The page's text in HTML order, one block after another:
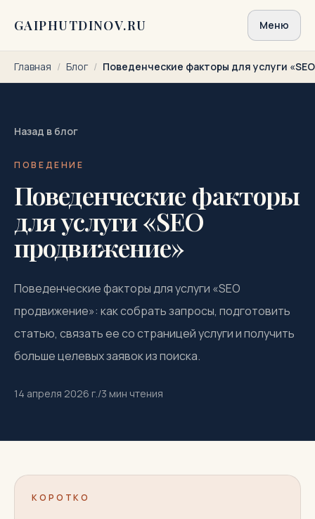
GAIPHUTDINOV.RU Меню
Главная / Блог / Поведенческие факторы для услуги
Назад в блог
ПОВЕДЕНИЕ
Поведенческие факторы
для услуги «SEO
продвижение»
Поведенческие факторы для услуги «SEO
продвижение»: как собрать запросы, подготовить
статью, связать ее со страницей услуги и получить
больше целевых заявок из поиска.
14 апреля 2026 г./3 мин чтения
КОРОТКО